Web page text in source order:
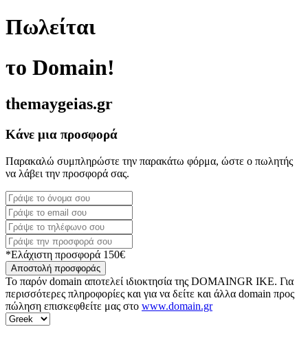
Πωλείται
το Domain!
themaygeias.gr
Κάνε μια προσφορά
Παρακαλώ συμπληρώστε την παρακάτω φόρμα, ώστε ο πωλητής
να λάβει την προσφορά σας.
*Ελάχιστη προσφορά 150€
Αποστολή προσφοράς
Το παρόν domain αποτελεί ιδιοκτησία της DOMAINGR ΙΚΕ. Για
περισσότερες πληροφορίες και για να δείτε και άλλα domain προς
πώληση επισκεφθείτε μας στο www.domain.gr